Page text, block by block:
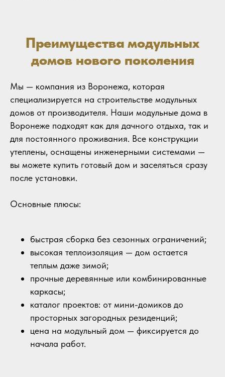
Преимущества модульных
домов нового поколения
Мы — компания из Воронежа, которая
специализируется на строительстве модульных
домов от производителя. Наши модульные дома в
Воронеже подходят как для дачного отдыха, так и
для постоянного проживания. Все конструкции
утеплены, оснащены инженерными системами —
вы можете купить готовый дом и заселяться сразу
после установки.
Основные плюсы:
быстрая сборка без сезонных ограничений;
высокая теплоизоляция — дом остается
теплым даже зимой;
прочные деревянные или комбинированные
каркасы;
каталог проектов: от мини-домиков до
просторных загородных резиденций;
цена на модульный дом — фиксируется до
начала работ.